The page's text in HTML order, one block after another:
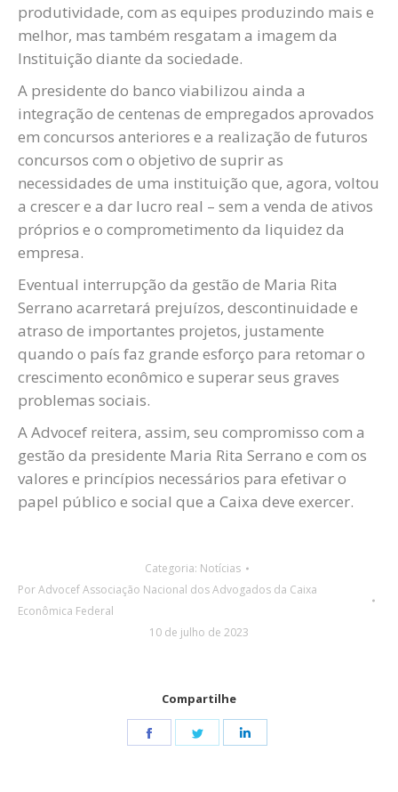
produtividade, com as equipes produzindo mais e
melhor, mas também resgatam a imagem da
Instituição diante da sociedade.
A presidente do banco viabilizou ainda a
integração de centenas de empregados aprovados
em concursos anteriores e a realização de futuros
concursos com o objetivo de suprir as
necessidades de uma instituição que, agora, voltou
a crescer e a dar lucro real – sem a venda de ativos
próprios e o comprometimento da liquidez da
empresa.
Eventual interrupção da gestão de Maria Rita
Serrano acarretará prejuízos, descontinuidade e
atraso de importantes projetos, justamente
quando o país faz grande esforço para retomar o
crescimento econômico e superar seus graves
problemas sociais.
A Advocef reitera, assim, seu compromisso com a
gestão da presidente Maria Rita Serrano e com os
valores e princípios necessários para efetivar o
papel público e social que a Caixa deve exercer.
Categoria: Notícias
PorAdvocef Associação Nacional dos Advogados da Caixa
Econômica Federal
10 de julho de 2023
Compartilhe
Share
Share